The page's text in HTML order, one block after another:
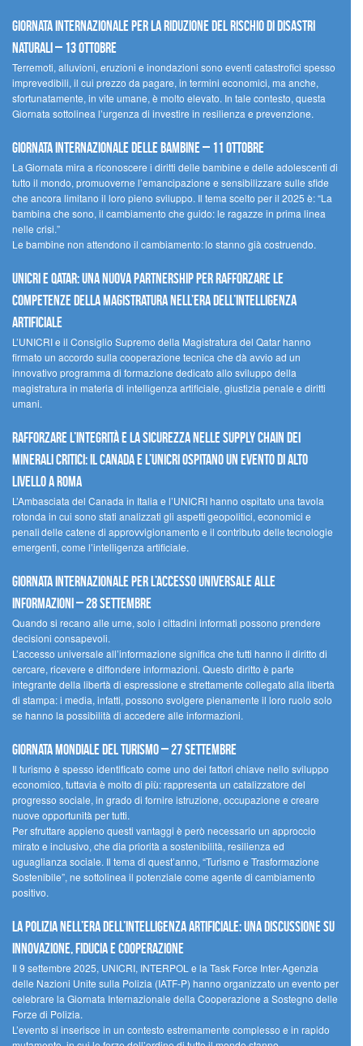
Giornata internazionale per la riduzione del rischio di disastri
naturali – 13 ottobre
Terremoti, alluvioni, eruzioni e inondazioni sono eventi catastrofici spesso
imprevedibili, il cui prezzo da pagare, in termini economici, ma anche,
sfortunatamente, in vite umane, è molto elevato. In tale contesto, questa
Giornata sottolinea l’urgenza di investire in resilienza e prevenzione.
Giornata internazionale delle bambine – 11 ottobre
La Giornata mira a riconoscere i diritti delle bambine e delle adolescenti di
tutto il mondo, promuoverne l’emancipazione e sensibilizzare sulle sfide
che ancora limitano il loro pieno sviluppo. Il tema scelto per il 2025 è: “La
bambina che sono, il cambiamento che guido: le ragazze in prima linea
nelle crisi.”
Le bambine non attendono il cambiamento: lo stanno già costruendo.
UNICRI e Qatar: una nuova partnership per rafforzare le
competenze della magistratura nell’era dell’intelligenza
artificiale
L’UNICRI e il Consiglio Supremo della Magistratura del Qatar hanno
firmato un accordo sulla cooperazione tecnica che dà avvio ad un
innovativo programma di formazione dedicato allo sviluppo della
magistratura in materia di intelligenza artificiale, giustizia penale e diritti
umani.
Rafforzare l’integrità e la sicurezza nelle supply chain dei
minerali critici: il Canada e l’UNICRI ospitano un evento di alto
livello a Roma
L’Ambasciata del Canada in Italia e l’UNICRI hanno ospitato una tavola
rotonda in cui sono stati analizzati gli aspetti geopolitici, economici e
penali delle catene di approvvigionamento e il contributo delle tecnologie
emergenti, come l’intelligenza artificiale.
Giornata internazionale per l’accesso universale alle
informazioni – 28 settembre
Quando si recano alle urne, solo i cittadini informati possono prendere
decisioni consapevoli.
L’accesso universale all’informazione significa che tutti hanno il diritto di
cercare, ricevere e diffondere informazioni. Questo diritto è parte
integrante della libertà di espressione e strettamente collegato alla libertà
di stampa: i media, infatti, possono svolgere pienamente il loro ruolo solo
se hanno la possibilità di accedere alle informazioni.
Giornata mondiale del turismo – 27 settembre
Il turismo è spesso identificato come uno dei fattori chiave nello sviluppo
economico, tuttavia è molto di più: rappresenta un catalizzatore del
progresso sociale, in grado di fornire istruzione, occupazione e creare
nuove opportunità per tutti.
Per sfruttare appieno questi vantaggi è però necessario un approccio
mirato e inclusivo, che dia priorità a sostenibilità, resilienza ed
uguaglianza sociale. Il tema di quest’anno, “Turismo e Trasformazione
Sostenibile”, ne sottolinea il potenziale come agente di cambiamento
positivo.
La polizia nell’era dell’Intelligenza Artificiale: una discussione su
innovazione, fiducia e cooperazione
Il 9 settembre 2025, UNICRI, INTERPOL e la Task Force Inter-Agenzia
delle Nazioni Unite sulla Polizia (IATF-P) hanno organizzato un evento per
celebrare la Giornata Internazionale della Cooperazione a Sostegno delle
Forze di Polizia.
L’evento si inserisce in un contesto estremamente complesso e in rapido